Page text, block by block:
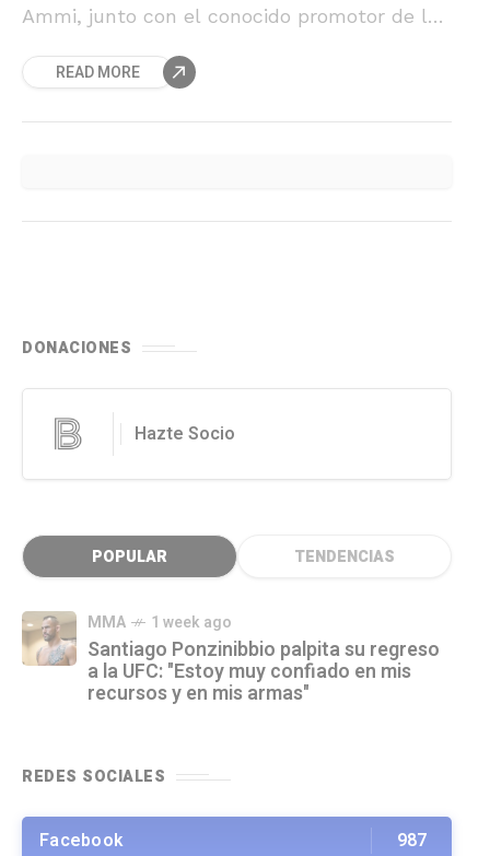
Ammi, junto con el conocido promotor de los
quien ha hecho
READ MORE
DONACIONES
Hazte Socio
POPULAR TENDENCIAS
MMA 1 week ago
Santiago Ponzinibbio palpita su regreso
a la UFC: "Estoy muy confiado en mis
recursos y en mis armas"
REDES SOCIALES
Facebook 987